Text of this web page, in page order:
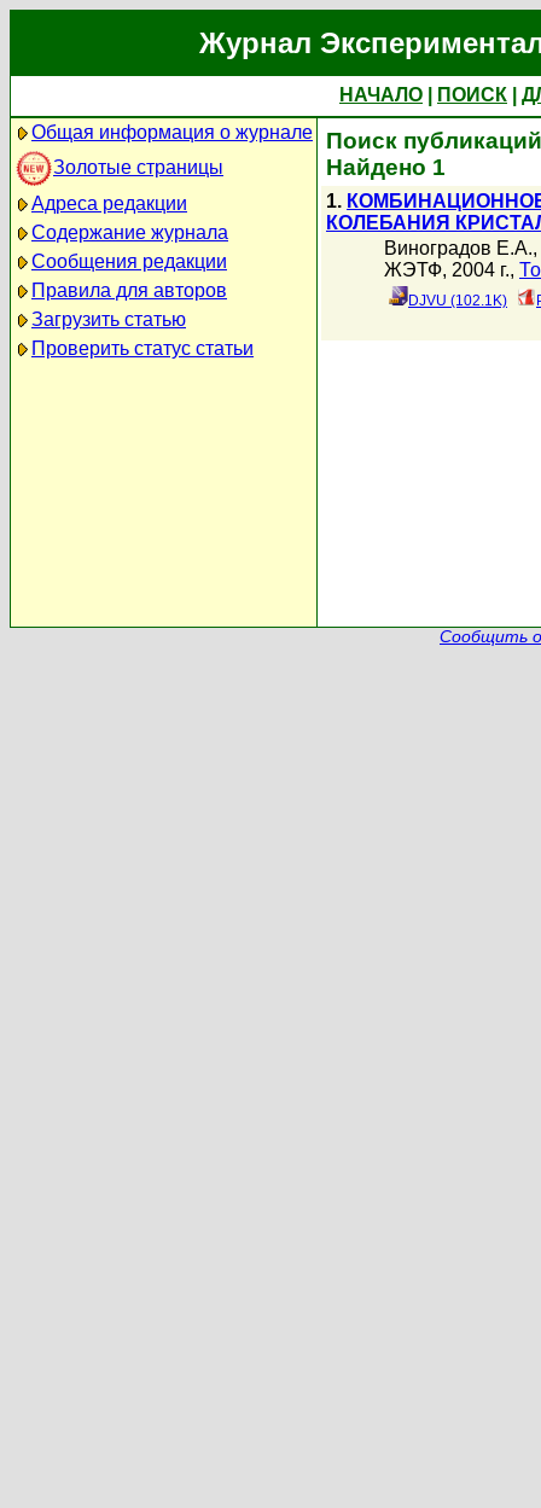
Журнал
НАЧАЛО ПОИСК
Общая информация о журнале
Золотые страницы
Адреса редакции
Содержание журнала
Сообщения редакции
Правила для авторов
Загрузить статью
Проверить статус статьи
Поиск
Найдено 1
1.
КОЛЕБАНИЯ
Виноградов Е.А.,
ЖЭТФ, 2004 г.,
DJVU (102.1K)
Сообщить о